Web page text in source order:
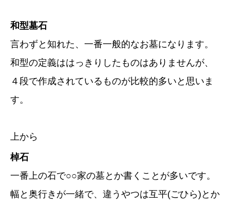
和型墓石
言わずと知れた、一番一般的なお墓になります。
和型の定義ははっきりしたものはありませんが、
４段で作成されているものが比較的多いと思いま
す。
上から
棹石
一番上の石で○○家の墓とか書くことが多いです。
幅と奥行きが一緒で、違うやつは互平(ごひら)とか